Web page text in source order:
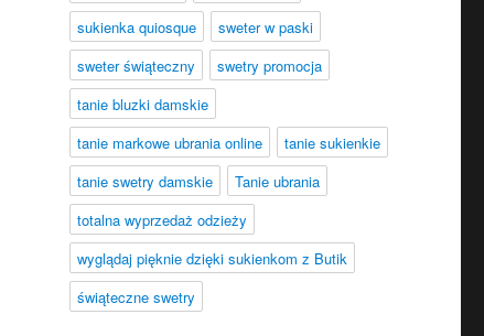
sukienka quiosque
sweter w paski
sweter świąteczny
swetry promocja
tanie bluzki damskie
tanie markowe ubrania online
tanie sukienkie
tanie swetry damskie
Tanie ubrania
totalna wyprzedaż odzieży
wyglądaj pięknie dzięki sukienkom z Butik
świąteczne swetry